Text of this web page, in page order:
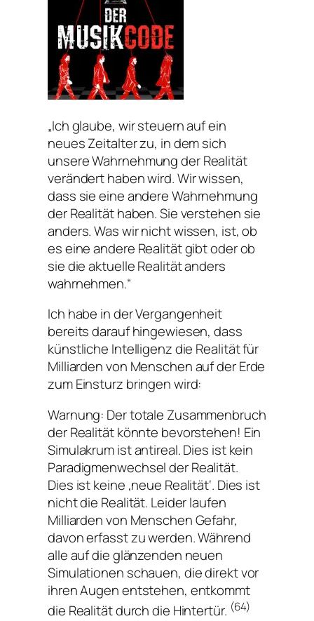
„Ich glaube, wir steuern auf ein
neues Zeitalter zu, in dem sich
unsere Wahrnehmung der Realität
verändert haben wird. Wir wissen,
dass sie eine andere Wahrnehmung
der Realität haben. Sie verstehen sie
anders. Was wir nicht wissen, ist, ob
es eine andere Realität gibt oder ob
sie die aktuelle Realität anders
wahrnehmen.“
Ich habe in der Vergangenheit
bereits darauf hingewiesen, dass
künstliche Intelligenz die Realität für
Milliarden von Menschen auf der Erde
zum Einsturz bringen wird:
Warnung: Der totale Zusammenbruch
der Realität könnte bevorstehen! Ein
Simulakrum ist antireal. Dies ist kein
Paradigmenwechsel der Realität.
Dies ist keine ‚neue Realität‘. Dies ist
nicht die Realität. Leider laufen
Milliarden von Menschen Gefahr,
davon erfasst zu werden. Während
alle auf die glänzenden neuen
Simulationen schauen, die direkt vor
ihren Augen entstehen, entkommt
die Realität durch die Hintertür. (64)